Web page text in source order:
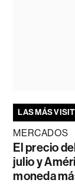
LAS MÁS
MERCADOS
El precio
julio y
moneda